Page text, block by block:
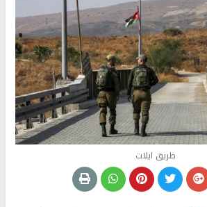
طريق ايلات